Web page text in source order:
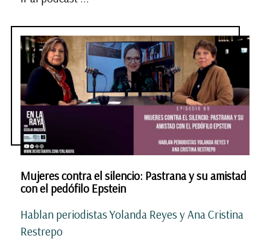
Mujeres contra el silencio: Pastrana y su amistad
con el pedófilo Epstein
Hablan periodistas Yolanda Reyes y Ana Cristina
Restrepo